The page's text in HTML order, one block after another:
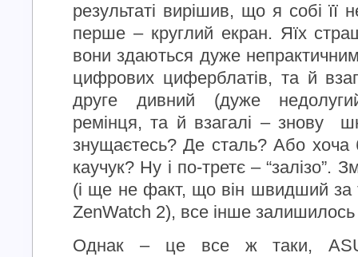
результаті вирішив, що я собі
перше – круглий екран. Яїх
вони здаються дуже
цифрових циферблатів, та й
друге дивний (дуже
ремінця, та й взагалі – знову
знущаєтесь? Де сталь? Або хоча
каучук? Ну і по-третє – “залізо”.
(і ще не факт, що він швидший за
ZenWatch 2), все інше
Однак – це все ж таки,